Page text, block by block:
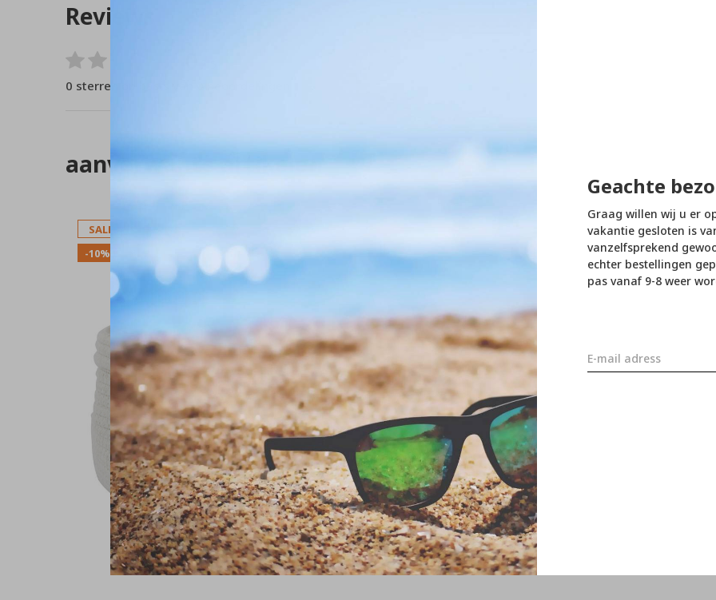
Geachte
Graag willen wij u er
vakantie gesloten is
vanzelfsprekend
echter bestellingen
pas vanaf 9-8 weer
Reviews
0 sterren op basis van 0 beoordelingen
aanverwante artikelen
SALE
-10%